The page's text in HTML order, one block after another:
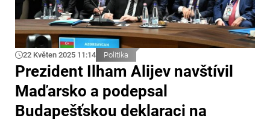
22 Květen 2025 11:14 Politika
Prezident Ilham Alijev navštívil
Maďarsko a podepsal
Budapešťskou deklaraci na